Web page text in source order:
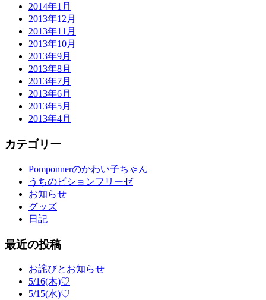
2014年1月
2013年12月
2013年11月
2013年10月
2013年9月
2013年8月
2013年7月
2013年6月
2013年5月
2013年4月
カテゴリー
Pomponnerのかわい子ちゃん
うちのビションフリーゼ
お知らせ
グッズ
日記
最近の投稿
お詫びとお知らせ
5/16(木)♡
5/15(水)♡